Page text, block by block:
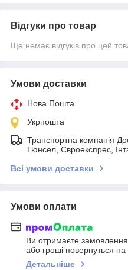
Відгуки про товар
Ще немає відгуків про цей
Умови доставки
Нова Пошта
Укрпошта
Транспортна компанія
Гюнсел, Євроекспрес,
Всі умови доставки
Умови оплати
Ви отримаєте замовлення
або гроші повернуться на
Детальніше